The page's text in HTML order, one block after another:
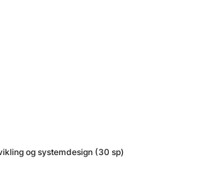
og systemdesign (30 sp)